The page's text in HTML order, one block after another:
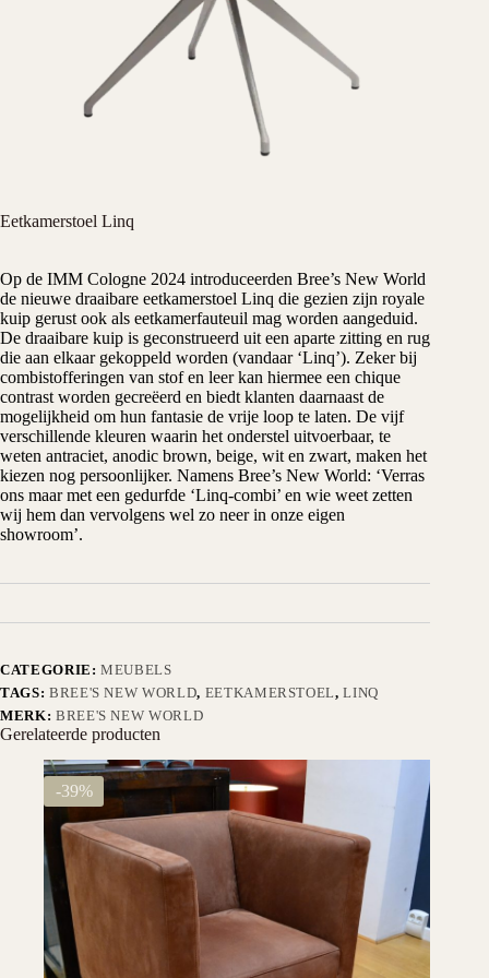
Eetkamerstoel Linq
Op de IMM Cologne 2024 introduceerden Bree’s New World
de nieuwe draaibare eetkamerstoel Linq die gezien zijn royale
kuip gerust ook als eetkamerfauteuil mag worden aangeduid.
De draaibare kuip is geconstrueerd uit een aparte zitting en rug
die aan elkaar gekoppeld worden (vandaar ‘Linq’). Zeker bij
combistofferingen van stof en leer kan hiermee een chique
contrast worden gecreëerd en biedt klanten daarnaast de
mogelijkheid om hun fantasie de vrije loop te laten. De vijf
verschillende kleuren waarin het onderstel uitvoerbaar, te
weten antraciet, anodic brown, beige, wit en zwart, maken het
kiezen nog persoonlijker. Namens Bree’s New World: ‘Verras
ons maar met een gedurfde ‘Linq-combi’ en wie weet zetten
wij hem dan vervolgens wel zo neer in onze eigen
showroom’.
CATEGORIE:MEUBELS
TAGS: BREE'S NEW WORLD, EETKAMERSTOEL,LINQ
MERK: BREE'S NEW WORLD
Gerelateerde producten
-39%